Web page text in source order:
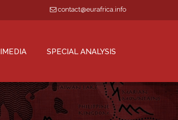
contact@eurafrica.info
SPECIAL ANALYSIS